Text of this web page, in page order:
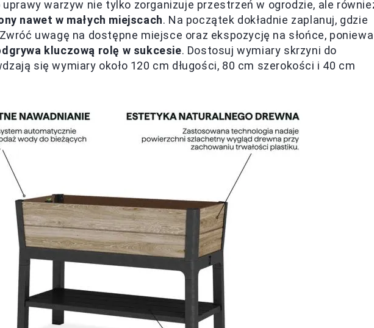
warzyw nie tylko zorganizuje przestrzeń w ogrodzie, ale
nawet w małych miejscach. Na początek dokładnie zaplanuj, gdzie
uwagę na dostępne miejsce oraz ekspozycję na słońce,
kluczową rolę w sukcesie. Dostosuj wymiary skrzyni do
się wymiary około 120 cm długości, 80 cm szerokości i 40 cm